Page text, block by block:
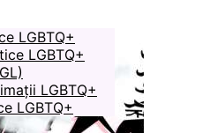
LGBTQ+
LGBTQ+
LGBTQ+
LGBTQ+